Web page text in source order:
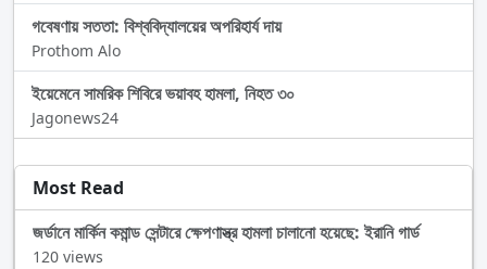
গবেষণায় সততা: বিশ্ববিদ্যালয়ের অপরিহার্য দায়
Prothom Alo
ইয়েমেনে সামরিক শিবিরে ভয়াবহ হামলা, নিহত ৩০
Jagonews24
Most Read
জর্ডানে মার্কিন কমান্ড সেন্টারে ক্ষেপণাস্ত্র হামলা চালানো হয়েছে: ইরানি গার্ড
120 views